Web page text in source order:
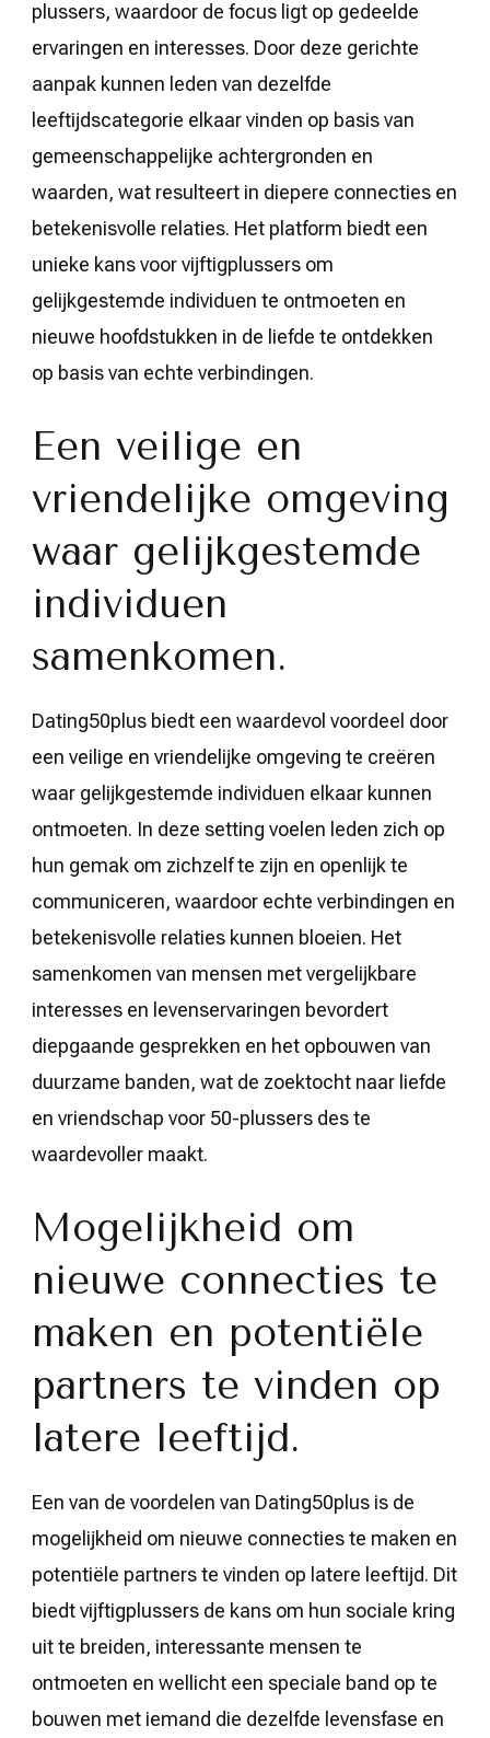
plussers, waardoor de focus ligt op gedeelde
ervaringen en interesses. Door deze gerichte
aanpak kunnen leden van dezelfde
leeftijdscategorie elkaar vinden op basis van
gemeenschappelijke achtergronden en
waarden, wat resulteert in diepere connecties en
betekenisvolle relaties. Het platform biedt een
unieke kans voor vijftigplussers om
gelijkgestemde individuen te ontmoeten en
nieuwe hoofdstukken in de liefde te ontdekken
op basis van echte verbindingen.
Een veilige en
vriendelijke omgeving
waar gelijkgestemde
individuen
samenkomen.
Dating50plus biedt een waardevol voordeel door
een veilige en vriendelijke omgeving te creëren
waar gelijkgestemde individuen elkaar kunnen
ontmoeten. In deze setting voelen leden zich op
hun gemak om zichzelf te zijn en openlijk te
communiceren, waardoor echte verbindingen en
betekenisvolle relaties kunnen bloeien. Het
samenkomen van mensen met vergelijkbare
interesses en levenservaringen bevordert
diepgaande gesprekken en het opbouwen van
duurzame banden, wat de zoektocht naar liefde
en vriendschap voor 50-plussers des te
waardevoller maakt.
Mogelijkheid om
nieuwe connecties te
maken en potentiële
partners te vinden op
latere leeftijd.
Een van de voordelen van Dating50plus is de
mogelijkheid om nieuwe connecties te maken en
potentiële partners te vinden op latere leeftijd. Dit
biedt vijftigplussers de kans om hun sociale kring
uit te breiden, interessante mensen te
ontmoeten en wellicht een speciale band op te
bouwen met iemand die dezelfde levensfase en